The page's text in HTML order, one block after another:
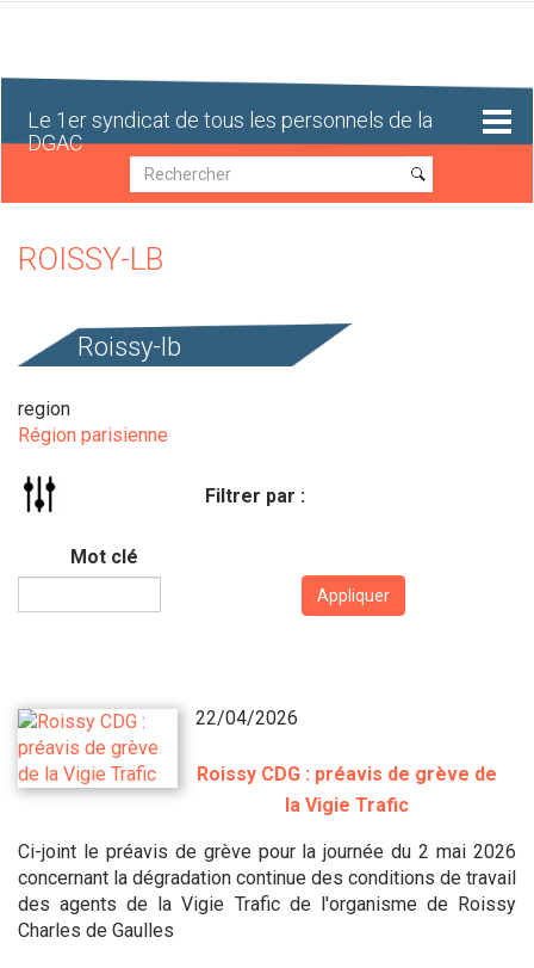
Le 1er syndicat de tous les personnels de la
DGAC
Recherche
Recherche
ROISSY-LB
Roissy-lb
region
Région parisienne
Filtrer par :
Mot clé
Appliquer
22/04/2026
Roissy CDG : préavis de grève de
la Vigie Trafic
Ci-joint le préavis de grève pour la journée du 2 mai 2026
concernant la dégradation continue des conditions de travail
des agents de la Vigie Trafic de l'organisme de Roissy
Charles de Gaulles